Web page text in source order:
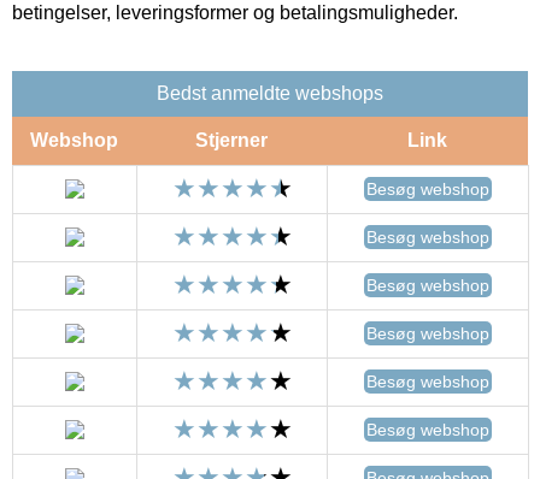
betingelser, leveringsformer og betalingsmuligheder.
Bedst anmeldte webshops
Webshop Stjerner Link
Besøg webshop
Besøg webshop
Besøg webshop
Besøg webshop
Besøg webshop
Besøg webshop